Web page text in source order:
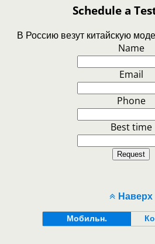
Schedule a
В Россию везут китайскую
Name
Email
Phone
Best time
Request
Наверх
Мобильн.